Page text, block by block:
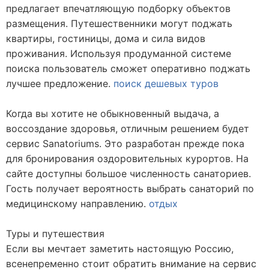
предлагает впечатляющую подборку объектов
размещения. Путешественники могут поджать
квартиры, гостиницы, дома и сила видов
проживания. Используя продуманной системе
поиска пользователь сможет оперативно поджать
лучшее предложение. поиск дешевых туров
Когда вы хотите не обыкновенный выдача, а
воссоздание здоровья, отличным решением будет
сервис Sanatoriums. Это разработан прежде пока
для бронирования оздоровительных курортов. На
сайте доступны большое численность санаториев.
Гость получает вероятность выбрать санаторий по
медицинскому направлению. отдых
Туры и путешествия
Если вы мечтает заметить настоящую Россию,
всенепременно стоит обратить внимание на сервис